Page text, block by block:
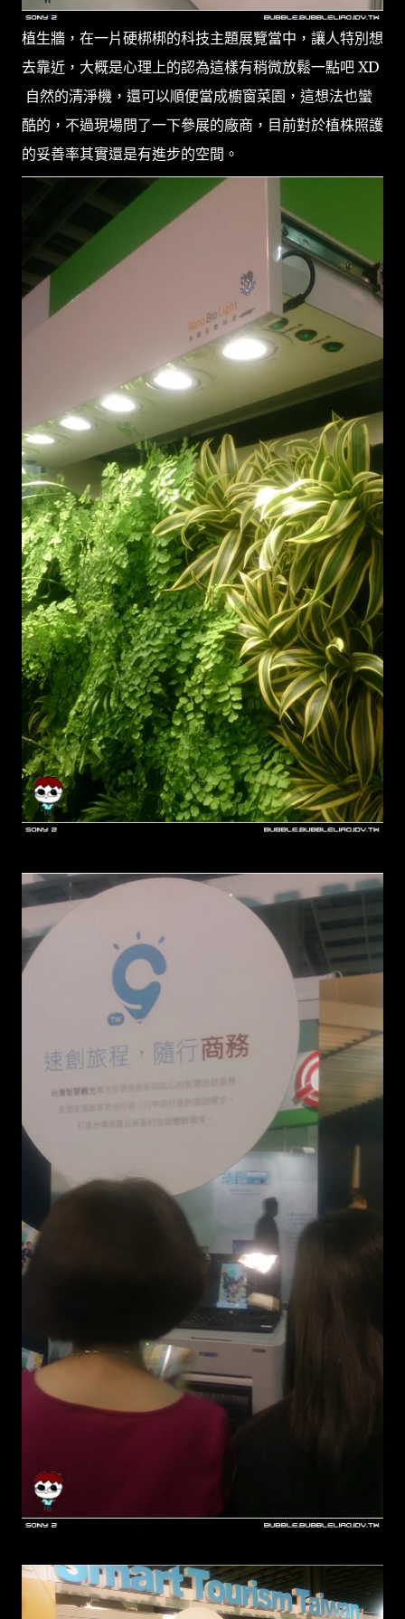
植生牆，在一片硬梆梆的科技主題展覽當中，讓人特別想
去靠近，大概是心理上的認為這樣有稍微放鬆一點吧 XD
自然的清淨機，還可以順便當成櫥窗菜園，這想法也蠻
酷的，不過現場問了一下參展的廠商，目前對於植株照護
的妥善率其實還是有進步的空間。